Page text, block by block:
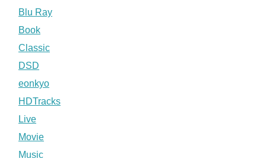
Blu Ray
Book
Classic
DSD
eonkyo
HDTracks
Live
Movie
Music